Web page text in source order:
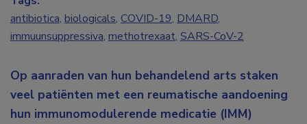
Op aanraden van hun behandelend arts staken
veel patiënten met een reumatische aandoening
hun immunomodulerende medicatie (IMM)
antibiotica, biologicals, COVID-19, DMARD,
immuunsuppressiva, methotrexaat, SARS-CoV-2